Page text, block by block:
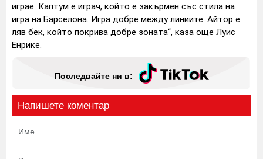
играе. Каптум е играч, който е закърмен със стила на
игра на Барселона. Игра добре между линиите. Айтор е
ляв бек, който покрива добре зоната“, каза още Луис
Енрике.
Последвайте ни в:
Напишете коментар